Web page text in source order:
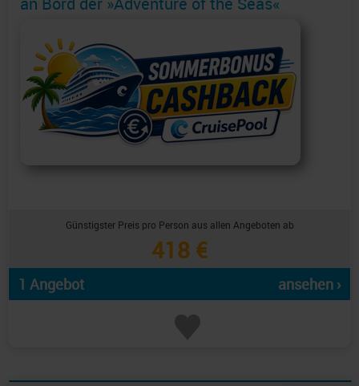
Günstigster Preis pro Person aus allen Angeboten ab
418 €
1 Angebot ansehen ›